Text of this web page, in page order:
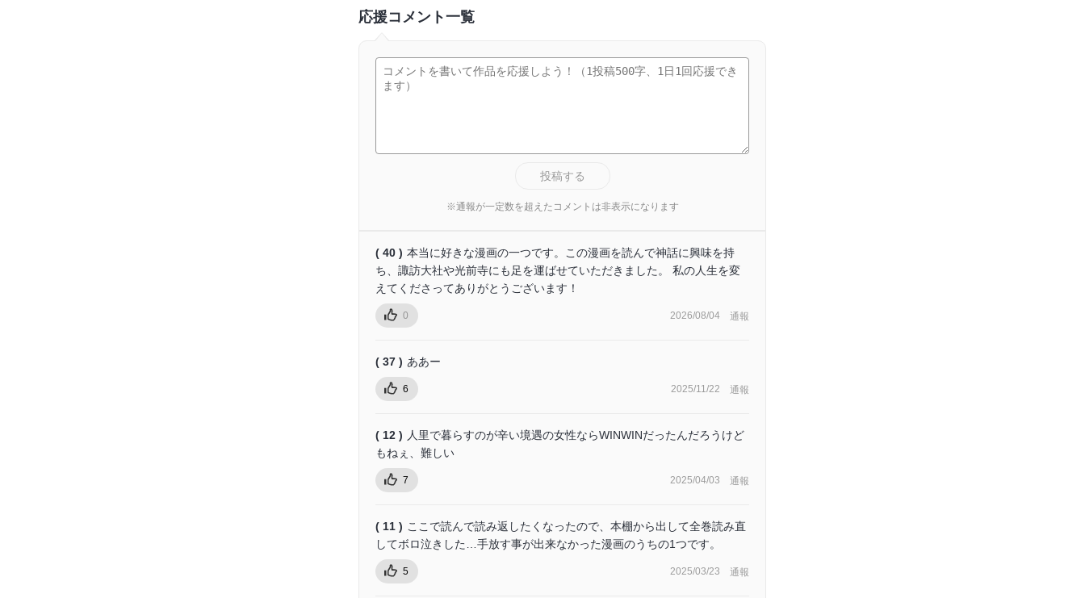
応援コメント一覧
投稿する
※通報が一定数を超えたコメントは非表示になります
( 40 ) 本当に好きな漫画の一つです。この漫画を読んで神話に興味を持
ち、諏訪大社や光前寺にも足を運ばせていただきました。 私の人生を変
えてくださってありがとうございます！
0 2026/08/04 通報
( 37 ) ああー
6 2025/11/22 通報
( 12 ) 人里で暮らすのが辛い境遇の女性ならWINWINだったんだろうけど
もねぇ、難しい
7 2025/04/03 通報
( 11 ) ここで読んで読み返したくなったので、本棚から出して全巻読み直
してボロ泣きした…手放す事が出来なかった漫画のうちの1つです。
5 2025/03/23 通報